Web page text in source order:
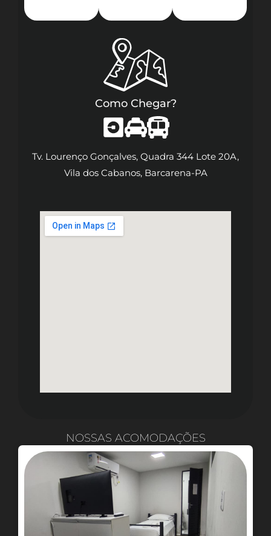
Como Chegar?
Tv. Lourenço Gonçalves, Quadra 344 Lote 20A,
Vila dos Cabanos, Barcarena-PA
NOSSAS ACOMODAÇÕES